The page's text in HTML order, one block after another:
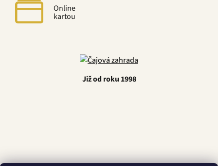
Online
kartou
Již od roku 1998